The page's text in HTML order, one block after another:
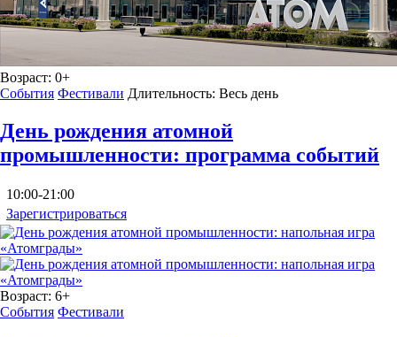
Возраст: 0+
События Фестивали Длительность: Весь день
День рождения атомной
промышленности: программа событий
10:00-21:00
Зарегистрироваться
Возраст: 6+
События Фестивали